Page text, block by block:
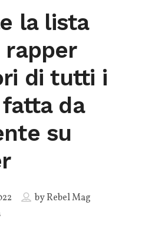
la lista
rapper
di tutti i
da
su
byRebel Mag